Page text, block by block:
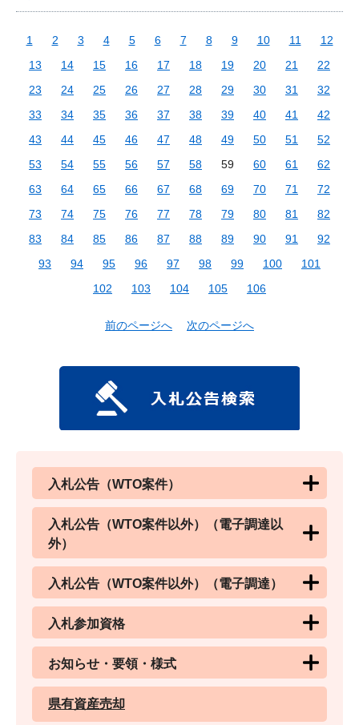
1 2 3 4 5 6 7 8 9 10 11
12
13
14 15 16 17 18 19 20 21
22
23
24 25 26 27 28 29 30 31
32
33
34 35 36 37 38 39 40 41
42
43
44 45 46 47 48 49 50 51
52
53
54 55 56 57 58 59 60 61
62
63
64 65 66 67 68 69 70 71
72
73
74 75 76 77 78 79 80 81
82
83
84 85 86 87 88 89 90 91
92
93
94 95 96 97 98 99 100
101
102
103 104 105 106
前のページへ 次のページへ
入札公告（WTO案件）
入札公告（WTO案件以外）（電子調達以
外）
入札公告（WTO案件以外）（電子調達）
入札参加資格
お知らせ・要領・様式
県有資産売却